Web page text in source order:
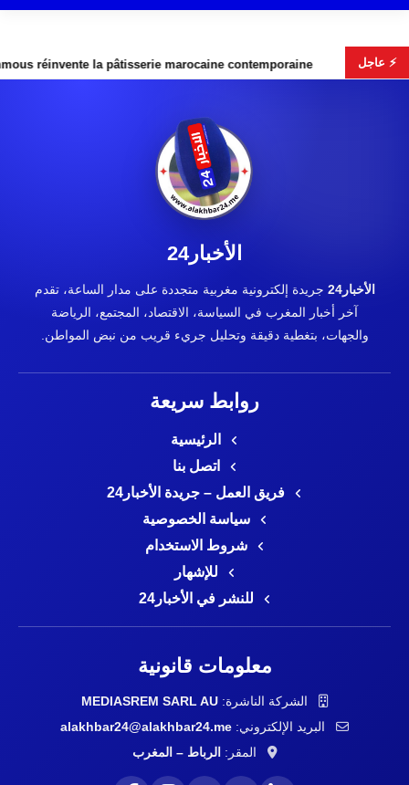
⚡ عاجل Fusion
la pâtisserie marocaine contemporaine
الأخبار24
الأخبار24
جريدة إلكترونية مغربية متجددة على مدار الساعة، تقدم
آخر أخبار المغرب في السياسة، الاقتصاد، المجتمع، الرياضة
والجهات، بتغطية دقيقة وتحليل جريء قريب من نبض المواطن.
روابط سريعة
الرئيسية
اتصل بنا
فريق العمل – جريدة الأخبار24
سياسة الخصوصية
شروط الاستخدام
للإشهار
للنشر في الأخبار24
معلومات قانونية
الشركة الناشرة:MEDIASREM SARL AU
البريد الإلكتروني: alakhbar24@alakhbar24.me
المقر: الرباط – المغرب